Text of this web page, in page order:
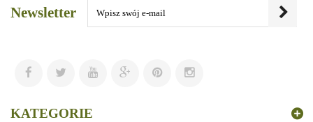
Newsletter
KATEGORIE